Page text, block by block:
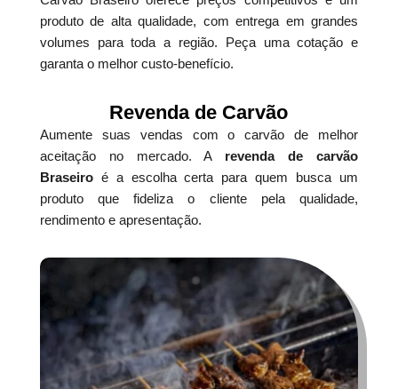
produto de alta qualidade, com entrega em grandes
volumes para toda a região. Peça uma cotação e
garanta o melhor custo-benefício.
Revenda de Carvão
Aumente suas vendas com o carvão de melhor
aceitação no mercado. A revenda de carvão
Braseiroé a escolha certa para quem busca um
produto que fideliza o cliente pela qualidade,
rendimento e apresentação.